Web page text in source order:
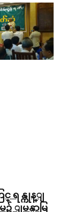
င္ ရန္ကုန္ျ
မန္မာမြ